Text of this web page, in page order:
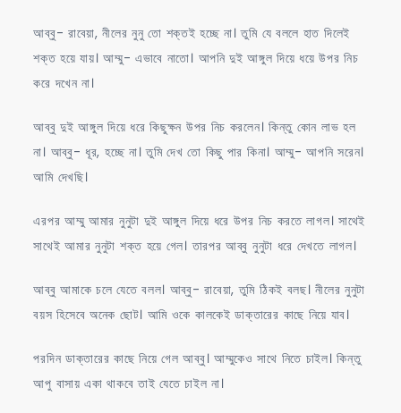
আব্বু- রাবেয়া, নীলের নুনু তো শক্তই হচ্ছে না। তুমি যে বললে হাত দিলেই
শক্ত হয়ে যায়। আম্মু- এভাবে নাতো। আপনি দুই আঙ্গুল দিয়ে ধয়ে উপর নিচ
করে দখেন না।
আব্বু দুই আঙ্গুল দিয়ে ধরে কিছুক্ষন উপর নিচ করলেন। কিন্তু কোন লাভ হল
না। আব্বু- ধূর, হচ্ছে না। তুমি দেখ তো কিছু পার কিনা। আম্মু- আপনি সরেন।
আমি দেখছি।
এরপর আম্মু আমার নুনুটা দুই আঙ্গুল দিয়ে ধরে উপর নিচ করতে লাগল। সাথেই
সাথেই আমার নুনুটা শক্ত হয়ে গেল। তারপর আব্বু নুনুটা ধরে দেখতে লাগল।
আব্বু আমাকে চলে যেতে বলল। আব্বু- রাবেয়া, তুমি ঠিকই বলছ। নীলের নুনুটা
বয়স হিসেবে অনেক ছোট। আমি ওকে কালকেই ডাক্তারের কাছে নিয়ে যাব।
পরদিন ডাক্তারের কাছে নিয়ে গেল আব্বু। আম্মুকেও সাথে নিতে চাইল। কিন্তু
আপু বাসায় একা থাকবে তাই যেতে চাইল না।